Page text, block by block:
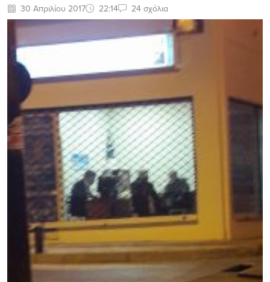
30 Απριλίου 2017 22:14 24 σχόλια